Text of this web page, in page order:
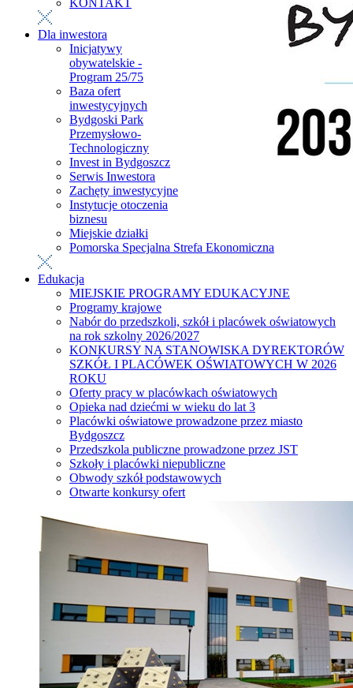
KONTAKT
Dla inwestora
Inicjatywy
obywatelskie -
Program 25/75
Baza ofert
inwestycyjnych
Bydgoski Park
Przemysłowo-
Technologiczny
Invest in Bydgoszcz
Serwis Inwestora
Zachęty inwestycyjne
Instytucje otoczenia
biznesu
Miejskie działki
Pomorska Specjalna Strefa Ekonomiczna
Edukacja
MIEJSKIE PROGRAMY EDUKACYJNE
Programy krajowe
Nabór do przedszkoli, szkół i placówek oświatowych
na rok szkolny 2026/2027
KONKURSY NA STANOWISKA DYREKTORÓW
SZKÓŁ I PLACÓWEK OŚWIATOWYCH W 2026
ROKU
Oferty pracy w placówkach oświatowych
Opieka nad dziećmi w wieku do lat 3
Placówki oświatowe prowadzone przez miasto
Bydgoszcz
Przedszkola publiczne prowadzone przez JST
Szkoły i placówki niepubliczne
Obwody szkół podstawowych
Otwarte konkursy ofert